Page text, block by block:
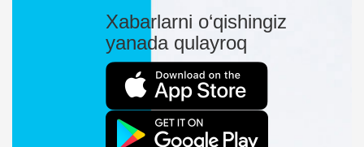
Xabarlarni o‘qishingiz
yanada qulayroq